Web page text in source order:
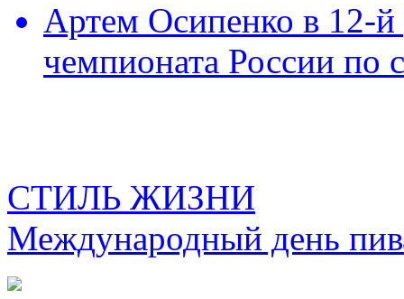
Артем Осипенко в 12-й
чемпионата России по
СТИЛЬ ЖИЗНИ
Международный день